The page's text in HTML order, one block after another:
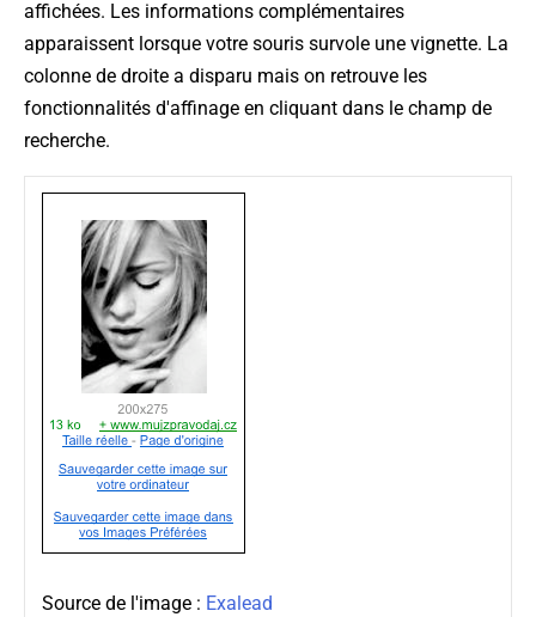
affichées. Les informations complémentaires
apparaissent lorsque votre souris survole une vignette. La
colonne de droite a disparu mais on retrouve les
fonctionnalités d'affinage en cliquant dans le champ de
recherche.
Source de l'image : Exalead